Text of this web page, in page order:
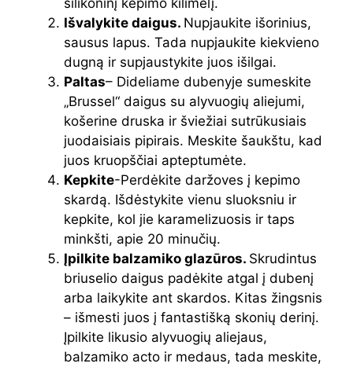
Išvalykite daigus. Nupjaukite išorinius,
sausus lapus. Tada nupjaukite kiekvieno
dugną ir supjaustykite juos išilgai.
Paltas– Dideliame dubenyje sumeskite
„Brussel“ daigus su alyvuogių aliejumi,
košerine druska ir šviežiai sutrūkusiais
juodaisiais pipirais. Meskite šaukštu, kad
juos kruopščiai apteptumėte.
Kepkite-Perdėkite daržoves į kepimo
skardą. Išdėstykite vienu sluoksniu ir
kepkite, kol jie karamelizuosis ir taps
minkšti, apie 20 minučių.
Įpilkite balzamiko glazūros. Skrudintus
briuselio daigus padėkite atgal į dubenį
arba laikykite ant skardos. Kitas žingsnis
– išmesti juos į fantastišką skonių derinį.
Įpilkite likusio alyvuogių aliejaus,
balzamiko acto ir medaus, tada meskite,